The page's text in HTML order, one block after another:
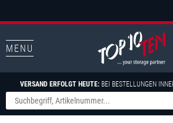
MENU
VERSAND ERFOLGT HEUTE:BEI BESTELLUNGEN